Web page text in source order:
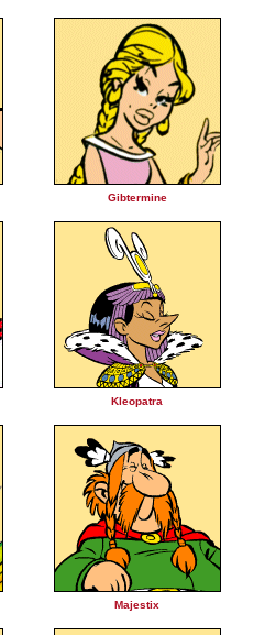
Gibtermine
Kleopatra
Majestix